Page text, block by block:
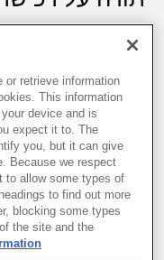
אנא הפעילו את כל
כדי לפתוח את מספר
אנא עיינו במדריך
retrieve information
This information
device and is
expect it to. The
you, but it can give
Because we respect
to allow some types of
to find out more
blocking some types
the site and the